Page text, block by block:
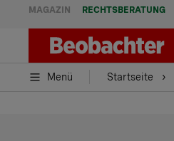
MAGAZIN RECHTSBERATUNG
Menü Startseite